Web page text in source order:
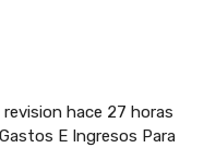
hace 27 horas
E Ingresos Para